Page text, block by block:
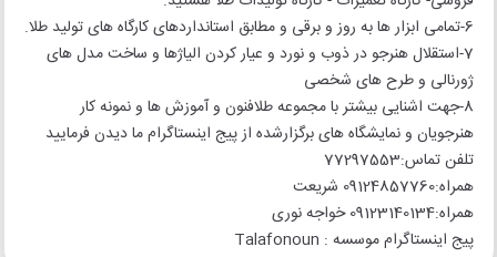
6-تمامی ابزار ها به روز و برقی و مطابق استانداردهای کارگاه های تولید طلا.
7-استقلال هنرجو در ذوب و نورد و عیار کردن الیاژها و ساخت مدل های
ژورنالی و طرح های شخصی
8-جهت اشنایی بیشتر با مجموعه طلافنون و آموزش ها و نمونه کار
هنرجویان و نمایشگاه های برگزارشده از پیج اینستاگرام ما دیدن فرمایید
تلفن تماس:77297553
همراه:09124857760 شریعت
همراه:09123140134 خواجه نوری
پیج اینستاگرام موسسه : Talafonoun